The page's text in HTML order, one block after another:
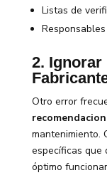
Listas de
2. Ignorar
Otro error
mantenimiento.
específicas que
óptimo